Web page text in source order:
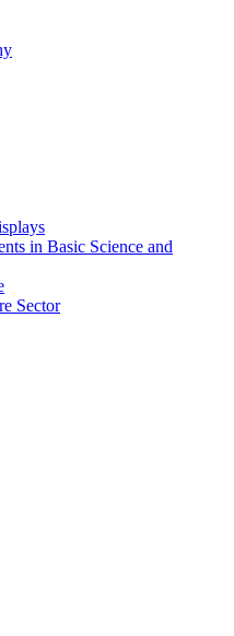
in Basic Science and
Sector